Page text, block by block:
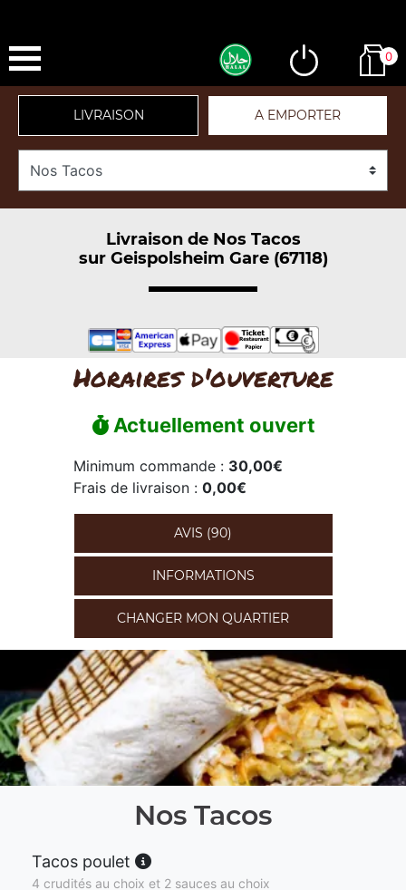
0
LIVRAISON A EMPORTER
Livraison de Nos Tacos
sur Geispolsheim Gare (67118)
Horaires d'ouverture
Actuellement ouvert
Minimum commande : 30,00€
Frais de livraison : 0,00€
AVIS (90)
INFORMATIONS
CHANGER MON QUARTIER
Nos Tacos
Tacos poulet
4 crudités au choix et 2 sauces au choix